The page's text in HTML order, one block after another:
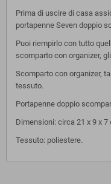
Prima di uscire di casa
portapenne Seven doppio
Puoi riempirlo con tutto
scomparto con organizer,
Scomparto con organizer,
tessuto.
Portapenne doppio
Dimensioni: circa 21 x 9 x 7
Tessuto: poliestere.